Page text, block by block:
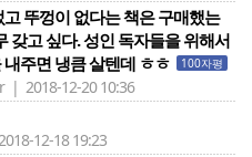
뚜껑이 없다는 책은 구매했는
갖고 싶다. 성인 독자들을 위해서
주면 냉큼 살텐데 ㅎㅎ
100자평
| 2018-12-20 10:36
12-18 19:23